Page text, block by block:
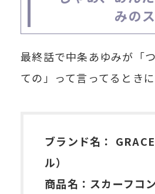
みの
最終話で中条あゆみが「
ての」って言ってるとき
ブランド名：
ル）
商品名：スカーフコ